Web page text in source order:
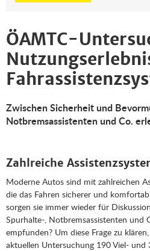
ÖAMTC-
Zwischen Sicherheit und
Notbremsassistenten und Co.
Zahlreiche
Moderne Autos sind mit zahlreichen
die das Fahren sicherer und
sorgen sie immer wieder für
Spurhalte-, Notbremsassistenten und
empfunden? Um diese Frage zu
aktuellen Untersuchung 190 Viel-